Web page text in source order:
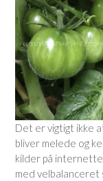
Det er vigtigt ikke
bliver melede og
kilder på
med velbalanceret